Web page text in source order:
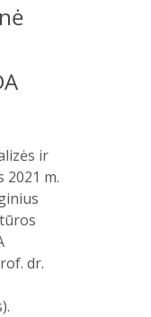
ir
2021 m.
dr.